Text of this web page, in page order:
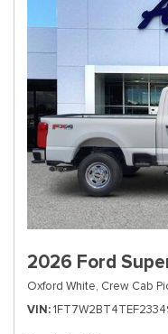
2026 Ford
Oxford White, Crew Cab
VIN